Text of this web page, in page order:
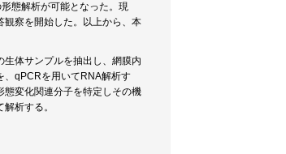
態解析が可能となった。現
観察を開始した。以上から、本
体サンプルを抽出し、網膜内
、qPCRを用いてRNA解析す
態変化関連分子を特定しその機
析する。